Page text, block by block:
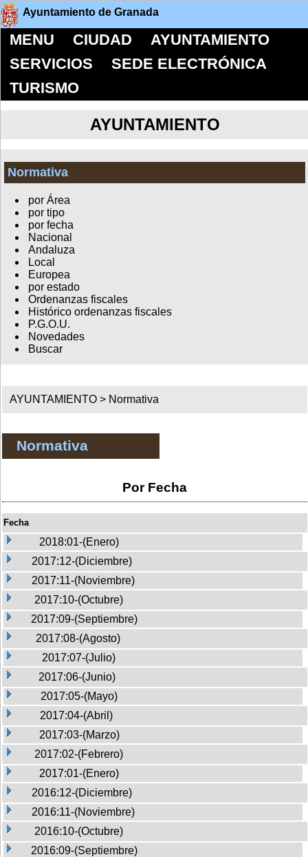
Ayuntamiento de Granada
MENU CIUDAD
AYUNTAMIENTO
SERVICIOS
SEDE ELECTRÓNICA
TURISMO
AYUNTAMIENTO
Normativa
por Área
por tipo
por fecha
Nacional
Andaluza
Local
Europea
por estado
Ordenanzas fiscales
Histórico ordenanzas fiscales
P.G.O.U.
Novedades
Buscar
AYUNTAMIENTO > Normativa
Normativa
Por Fecha
Fecha
2018:01-(Enero)
2017:12-(Diciembre)
2017:11-(Noviembre)
2017:10-(Octubre)
2017:09-(Septiembre)
2017:08-(Agosto)
2017:07-(Julio)
2017:06-(Junio)
2017:05-(Mayo)
2017:04-(Abril)
2017:03-(Marzo)
2017:02-(Febrero)
2017:01-(Enero)
2016:12-(Diciembre)
2016:11-(Noviembre)
2016:10-(Octubre)
2016:09-(Septiembre)